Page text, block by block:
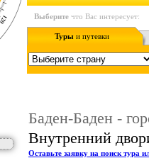
Выберите что Вас интересует:
Туры и путевки
Баден-Баден -
Внутренний
Оставьте заявку на поиск тура